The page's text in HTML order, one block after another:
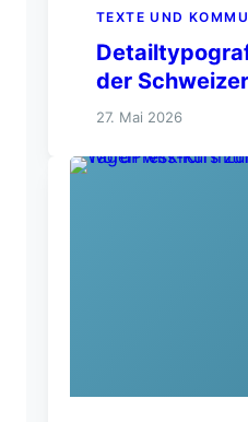
TEXTE UND
der
27. Mai 2026